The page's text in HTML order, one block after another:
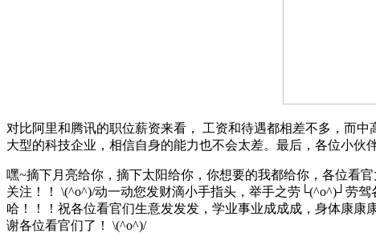
对比阿里和腾讯的职位薪资来看， 工资和待遇都相差不多，而
大型的科技企业，相信自身的能力也不会太差。最后，各位小伙
嘿~摘下月亮给你，摘下太阳给你，你想要的我都给你，各位看
关注！！ \(^o^)/动一动您发财滴小手指头，举手之劳└(^o^)┘劳
哈！！！祝各位看官们生意发发发，学业事业成成成，身体康
谢各位看官们了！ \(^o^)/